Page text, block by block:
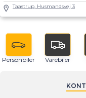
Taastrup, Husmandsvej 3
Personbiler Varebiler